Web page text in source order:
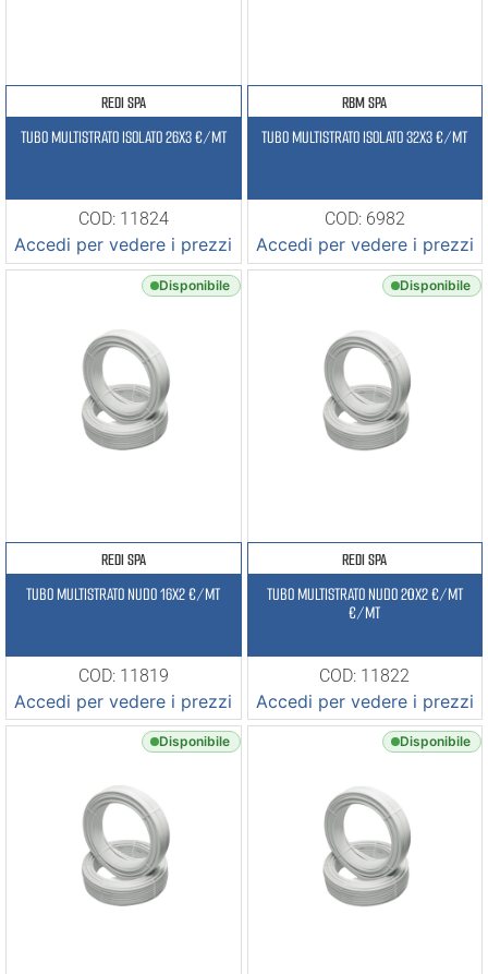
REDI SPA
TUBO MULTISTRATO ISOLATO 26X3 €/MT
COD: 11824
Accedi per vedere i prezzi
RBM SPA
TUBO MULTISTRATO ISOLATO 32X3 €/MT
COD: 6982
Accedi per vedere i prezzi
Disponibile
REDI SPA
TUBO MULTISTRATO NUDO 16X2 €/MT
COD: 11819
Accedi per vedere i prezzi
Disponibile
REDI SPA
TUBO MULTISTRATO NUDO 20X2 €/MT
€/MT
COD: 11822
Accedi per vedere i prezzi
Disponibile Disponibile